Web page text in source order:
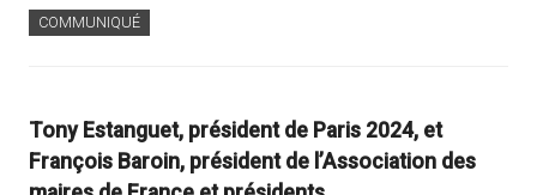
COMMUNIQUÉ
Tony Estanguet, président de Paris 2024, et
François Baroin, président de l’Association des